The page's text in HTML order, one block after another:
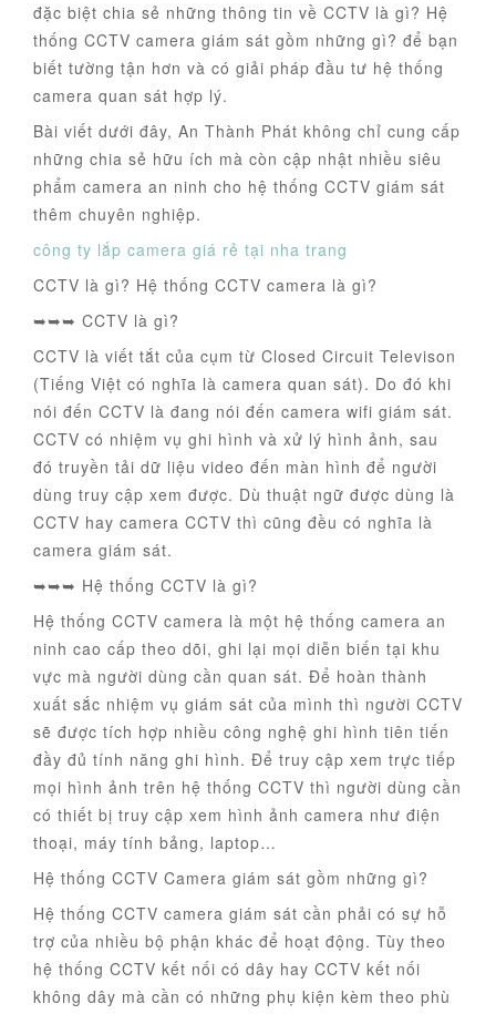
đặc biệt chia sẻ những thông tin về CCTV là gì? Hệ
thống CCTV camera giám sát gồm những gì? để bạn
biết tường tận hơn và có giải pháp đầu tư hệ thống
camera quan sát hợp lý.
Bài viết dưới đây, An Thành Phát không chỉ cung cấp
những chia sẻ hữu ích mà còn cập nhật nhiều siêu
phẩm camera an ninh cho hệ thống CCTV giám sát
thêm chuyên nghiệp.
công ty lắp camera giá rẻ tại nha trang
CCTV là gì? Hệ thống CCTV camera là gì?
➥➥➥ CCTV là gì?
CCTV là viết tắt của cụm từ Closed Circuit Televison
(Tiếng Việt có nghĩa là camera quan sát). Do đó khi
nói đến CCTV là đang nói đến camera wifi giám sát.
CCTV có nhiệm vụ ghi hình và xử lý hình ảnh, sau
đó truyền tải dữ liệu video đến màn hình để người
dùng truy cập xem được. Dù thuật ngữ được dùng là
CCTV hay camera CCTV thì cũng đều có nghĩa là
camera giám sát.
➥➥➥ Hệ thống CCTV là gì?
Hệ thống CCTV camera là một hệ thống camera an
ninh cao cấp theo dõi, ghi lại mọi diễn biến tại khu
vực mà người dùng cần quan sát. Để hoàn thành
xuất sắc nhiệm vụ giám sát của mình thì người CCTV
sẽ được tích hợp nhiều công nghệ ghi hình tiên tiến
đầy đủ tính năng ghi hình. Để truy cập xem trực tiếp
mọi hình ảnh trên hệ thống CCTV thì người dùng cần
có thiết bị truy cập xem hình ảnh camera như điện
thoại, máy tính bảng, laptop…
Hệ thống CCTV Camera giám sát gồm những gì?
Hệ thống CCTV camera giám sát cần phải có sự hỗ
trợ của nhiều bộ phận khác để hoạt động. Tùy theo
hệ thống CCTV kết nối có dây hay CCTV kết nối
không dây mà cần có những phụ kiện kèm theo phù